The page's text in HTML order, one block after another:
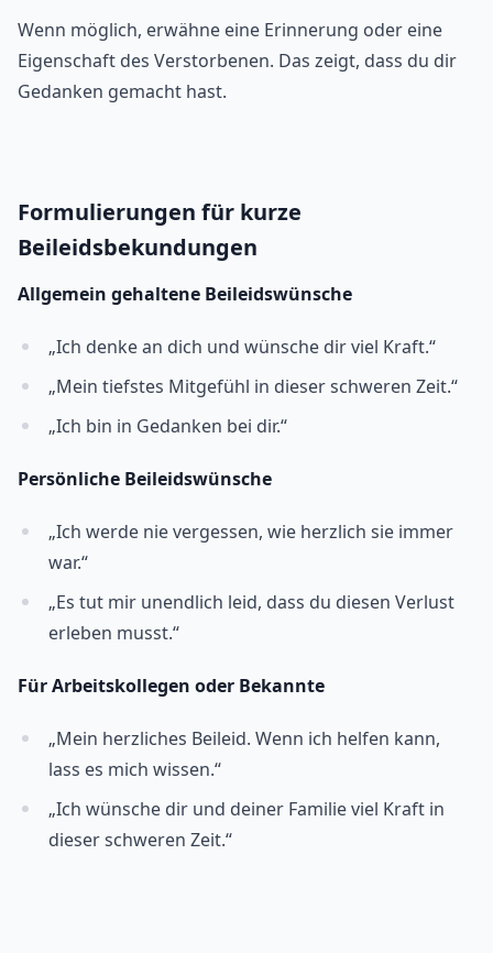
Wenn möglich, erwähne eine Erinnerung oder eine
Eigenschaft des Verstorbenen. Das zeigt, dass du dir
Gedanken gemacht hast.
Formulierungen für kurze
Beileidsbekundungen
Allgemein gehaltene Beileidswünsche
„Ich denke an dich und wünsche dir viel Kraft.“
„Mein tiefstes Mitgefühl in dieser schweren Zeit.“
„Ich bin in Gedanken bei dir.“
Persönliche Beileidswünsche
„Ich werde nie vergessen, wie herzlich sie immer
war.“
„Es tut mir unendlich leid, dass du diesen Verlust
erleben musst.“
Für Arbeitskollegen oder Bekannte
„Mein herzliches Beileid. Wenn ich helfen kann,
lass es mich wissen.“
„Ich wünsche dir und deiner Familie viel Kraft in
dieser schweren Zeit.“